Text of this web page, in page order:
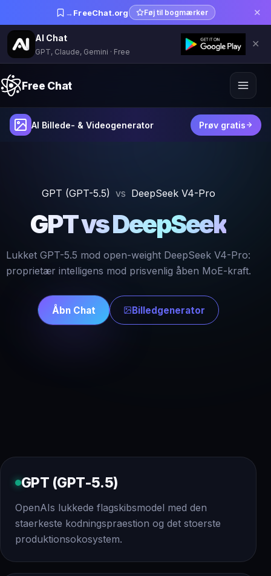
→ FreeChat.org Føj til bogmærker ✕
AI Chat
GPT, Claude, Gemini · Free
✕
Free Chat
AI Billede- & Videogenerator Prøv gratis
GPT (GPT-5.5) vs DeepSeek V4-Pro
GPT vs DeepSeek
Lukket GPT-5.5 mod open-weight DeepSeek V4-Pro:
proprietær intelligens mod prisvenlig åben MoE-kraft.
Åbn Chat Billedgenerator
GPT (GPT-5.5)
OpenAIs lukkede flagskibsmodel med den
staerkeste kodningspraestion og det stoerste
produktionsokosystem.